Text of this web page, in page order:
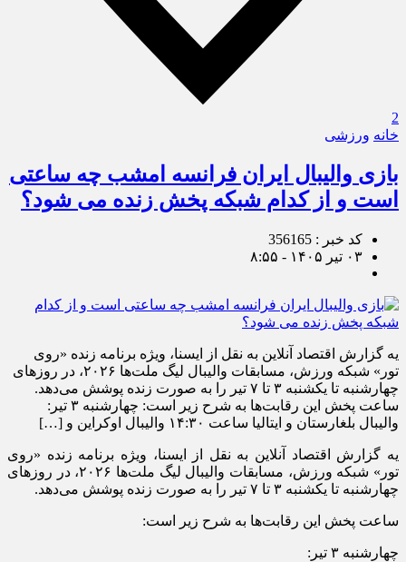
2
خانه ورزشی
بازی والیبال ایران فرانسه امشب چه ساعتی
است و از کدام شبکه پخش زنده می شود؟
کد خبر : 356165
۰۳ تیر ۱۴۰۵ - ۸:۵۵
یه گزارش اقتصاد آنلاین به نقل از ایسنا، ویژه برنامه زنده «روی
تور» شبکه ورزش، مسابقات والیبال لیگ ملت‌ها ۲۰۲۶، در روز‌های
چهارشنبه تا یکشنبه ۳ تا ۷ تیر را به صورت زنده پوشش می‌دهد.
ساعت پخش این رقابت‌ها به شرح زیر است: چهارشنبه ۳ تیر:
والیبال بلغارستان و ایتالیا ساعت ۱۴:۳۰ والیبال اوکراین و […]
یه گزارش اقتصاد آنلاین به نقل از ایسنا، ویژه برنامه زنده «روی
تور» شبکه ورزش، مسابقات والیبال لیگ ملت‌ها ۲۰۲۶، در روز‌های
چهارشنبه تا یکشنبه ۳ تا ۷ تیر را به صورت زنده پوشش می‌دهد.
ساعت پخش این رقابت‌ها به شرح زیر است:
چهارشنبه ۳ تیر: